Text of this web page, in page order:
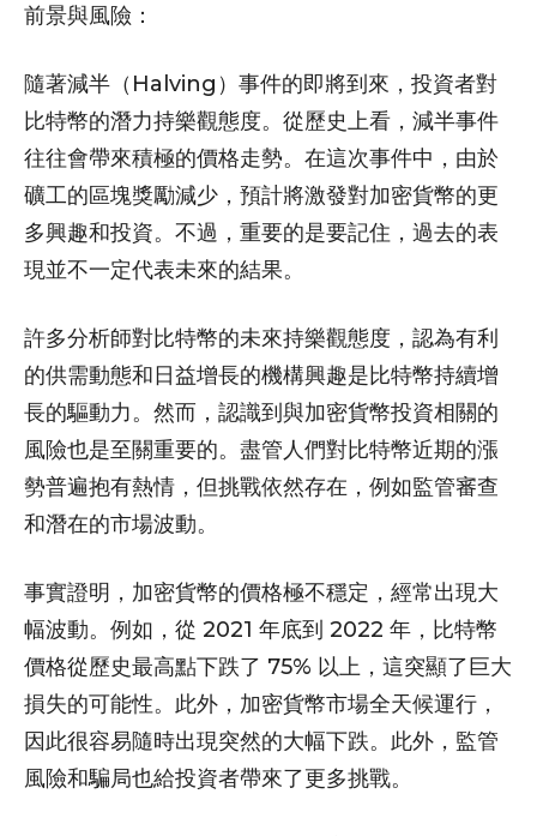
前景與風險：
隨著減半（Halving）事件的即將到來，投資者對
比特幣的潛力持樂觀態度。從歷史上看，減半事件
往往會帶來積極的價格走勢。在這次事件中，由於
礦工的區塊獎勵減少，預計將激發對加密貨幣的更
多興趣和投資。不過，重要的是要記住，過去的表
現並不一定代表未來的結果。
許多分析師對比特幣的未來持樂觀態度，認為有利
的供需動態和日益增長的機構興趣是比特幣持續增
長的驅動力。然而，認識到與加密貨幣投資相關的
風險也是至關重要的。盡管人們對比特幣近期的漲
勢普遍抱有熱情，但挑戰依然存在，例如監管審查
和潛在的市場波動。
事實證明，加密貨幣的價格極不穩定，經常出現大
幅波動。例如，從 2021 年底到 2022 年，比特幣
價格從歷史最高點下跌了 75% 以上，這突顯了巨大
損失的可能性。此外，加密貨幣市場全天候運行，
因此很容易隨時出現突然的大幅下跌。此外，監管
風險和騙局也給投資者帶來了更多挑戰。